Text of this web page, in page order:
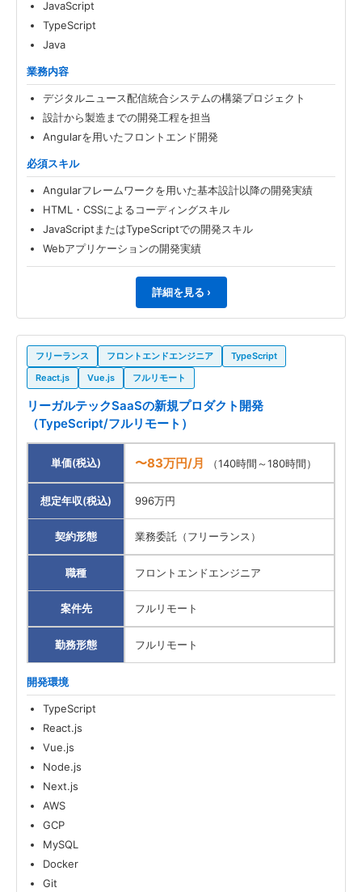
JavaScript
TypeScript
Java
業務内容
デジタルニュース配信統合システムの構築プロジェクト
設計から製造までの開発工程を担当
Angularを用いたフロントエンド開発
必須スキル
Angularフレームワークを用いた基本設計以降の開発実績
HTML・CSSによるコーディングスキル
JavaScriptまたはTypeScriptでの開発スキル
Webアプリケーションの開発実績
詳細を見る ›
フリーランス フロントエンドエンジニア
TypeScript
React.js
Vue.js フルリモート
リーガルテックSaaSの新規プロダクト開発
（TypeScript/フルリモート）
単価(税込) 〜83万円/月 （140時間～180時間）
想定年収(税込) 996万円
契約形態 業務委託（フリーランス）
職種 フロントエンドエンジニア
案件先 フルリモート
勤務形態 フルリモート
開発環境
TypeScript
React.js
Vue.js
Node.js
Next.js
AWS
GCP
MySQL
Docker
Git